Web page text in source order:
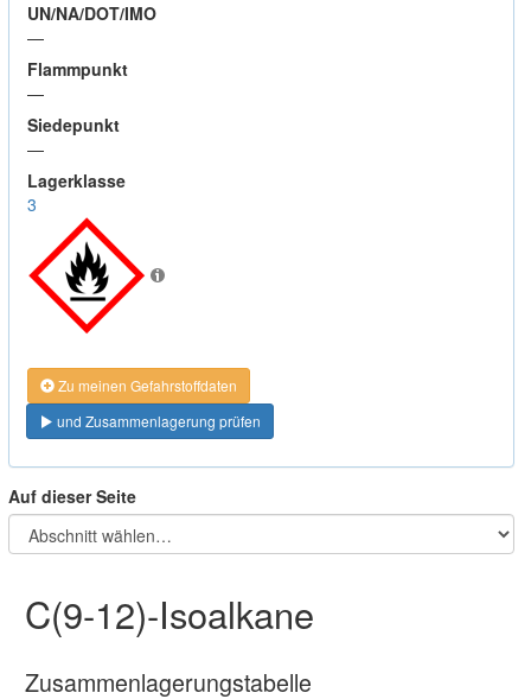
UN/NA/DOT/IMO
—
Flammpunkt
—
Siedepunkt
—
Lagerklasse
3
Zu meinen Gefahrstoffdaten
und Zusammenlagerung prüfen
Auf dieser Seite
C(9-12)-Isoalkane
Zusammenlagerungstabelle